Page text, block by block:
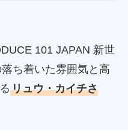
101 JAPAN 新世
ち着いた雰囲気と高
リュウ・カイチさ